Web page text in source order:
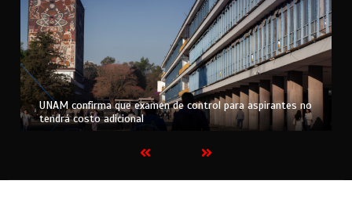
UNAM confirma que examen de control para aspirantes no
tendrá costo adicional